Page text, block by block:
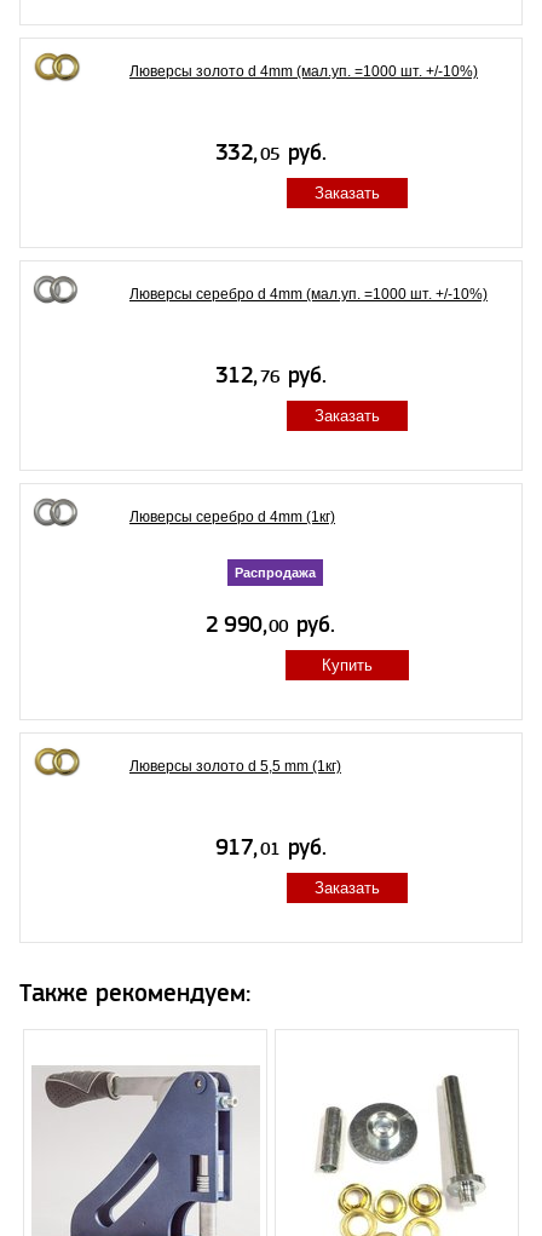
Люверсы золото d 4mm (мал.уп. =1000 шт. +/-10%)
Заказать
Люверсы серебро d 4mm (мал.уп. =1000 шт. +/-10%)
Заказать
Люверсы серебро d 4mm (1кг)
Распродажа
Купить
Люверсы золото d 5,5 mm (1кг)
Заказать
Также рекомендуем: